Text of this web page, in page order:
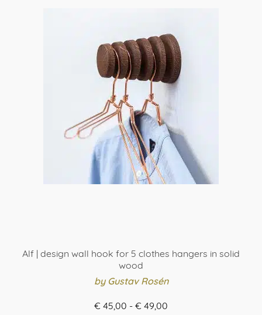
Alf | design wall hook for 5 clothes hangers in solid
wood
by Gustav Rosén
€ 45,00 - € 49,00